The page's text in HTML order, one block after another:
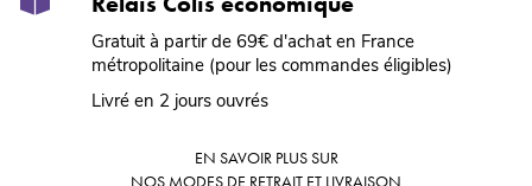
Gratuit à partir de 69€ d'achat en France
métropolitaine (pour les commandes éligibles)
Livré en 2 jours ouvrés
EN SAVOIR PLUS SUR
NOS MODES DE RETRAIT ET LIVRAISON